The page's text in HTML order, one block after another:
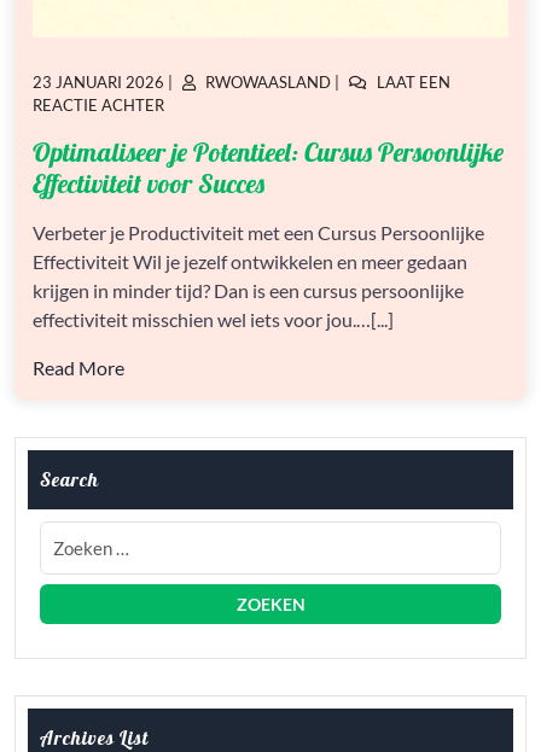
GEPLAATST
OP
23 JANUARI 2026
GEPLAATST
RWOWAASLAND
LAAT EEN
REACTIE ACHTEROP
JE
POTENTIEEL:
CURSUS
EFFECTIVITEIT
VOOR
SUCCES
Optimaliseer je Potentieel: Cursus Persoonlijke
Effectiviteit voor Succes
Verbeter je Productiviteit met een Cursus Persoonlijke
Effectiviteit Wil je jezelf ontwikkelen en meer gedaan
krijgen in minder tijd? Dan is een cursus persoonlijke
effectiviteit misschien wel iets voor jou.…[...]
Read More
Search
Archives List